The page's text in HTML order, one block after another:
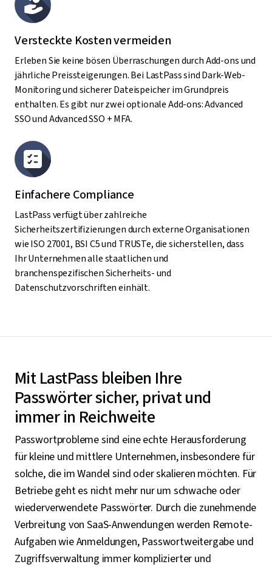
Versteckte Kosten vermeiden
Erleben Sie keine bösen Überraschungen durch Add-ons und
jährliche Preissteigerungen. Bei LastPass sind Dark-Web-
Monitoring und sicherer Dateispeicher im Grundpreis
enthalten. Es gibt nur zwei optionale Add-ons: Advanced
SSO und Advanced SSO + MFA.
Einfachere Compliance
LastPass verfügt über zahlreiche
Sicherheitszertifizierungen durch externe Organisationen
wie ISO 27001, BSI C5 und TRUSTe, die sicherstellen, dass
Ihr Unternehmen alle staatlichen und
branchenspezifischen Sicherheits- und
Datenschutzvorschriften einhält.
Mit LastPass bleiben Ihre
Passwörter sicher, privat und
immer in Reichweite
Passwortprobleme sind eine echte Herausforderung
für kleine und mittlere Unternehmen, insbesondere für
solche, die im Wandel sind oder skalieren möchten. Für
Betriebe geht es nicht mehr nur um schwache oder
wiederverwendete Passwörter. Durch die zunehmende
Verbreitung von SaaS-Anwendungen werden Remote-
Aufgaben wie Anmeldungen, Passwortweitergabe und
Zugriffsverwaltung immer komplizierter und